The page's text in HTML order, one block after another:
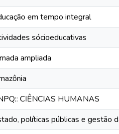
em tempo integral
sócioeducativas
ampliada
CIÊNCIAS HUMANAS
políticas públicas e gestão